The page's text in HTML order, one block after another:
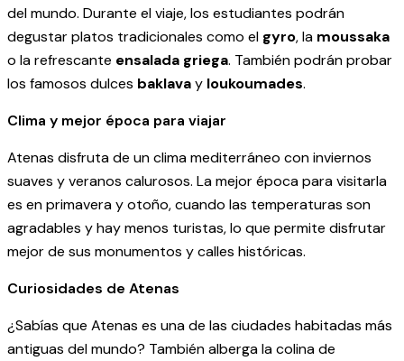
del mundo. Durante el viaje, los estudiantes podrán
degustar platos tradicionales como el gyro, la moussaka
o la refrescante ensalada griega. También podrán probar
los famosos dulces baklavay loukoumades.
Clima y mejor época para viajar
Atenas disfruta de un clima mediterráneo con inviernos
suaves y veranos calurosos. La mejor época para visitarla
es en primavera y otoño, cuando las temperaturas son
agradables y hay menos turistas, lo que permite disfrutar
mejor de sus monumentos y calles históricas.
Curiosidades de Atenas
¿Sabías que Atenas es una de las ciudades habitadas más
antiguas del mundo? También alberga la colina de